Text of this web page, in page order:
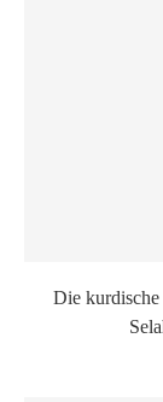
Die kurdische